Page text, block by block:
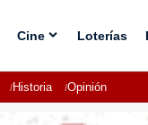
Cine Loterías
Historia Opinión